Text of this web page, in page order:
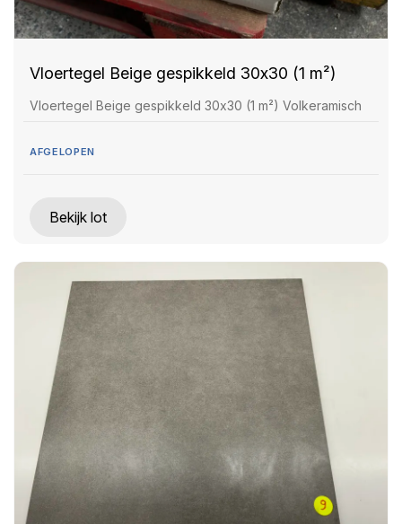
Vloertegel Beige gespikkeld 30x30 (1 m²)
Vloertegel Beige gespikkeld 30x30 (1 m²) Volkeramisch
AFGELOPEN
Bekijk lot